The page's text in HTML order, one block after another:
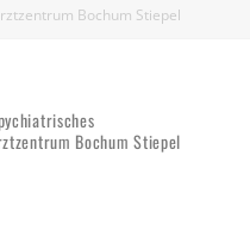
Bochum Stiepel
Bochum Stiepel